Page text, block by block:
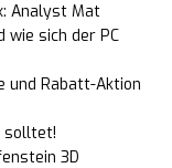
Analyst Mat
sich der PC
und Rabatt-Aktion
solltet!
3D